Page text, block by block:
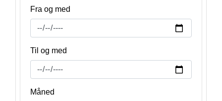
Fra og med
Til og med
Måned